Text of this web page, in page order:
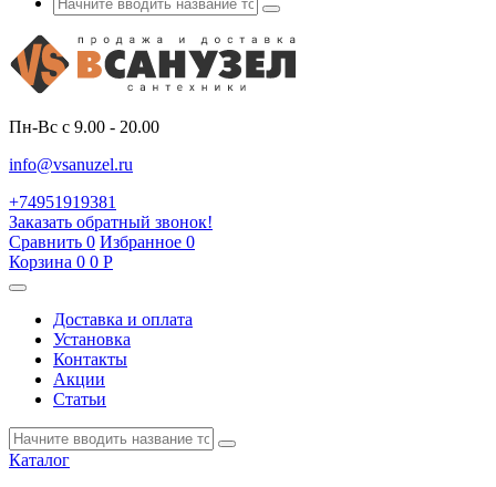
Пн-Вс с 9.00 - 20.00
info@vsanuzel.ru
+74951919381
Заказать обратный звонок!
Сравнить 0 Избранное 0
Корзина 0 0 Р
Доставка и оплата
Установка
Контакты
Акции
Статьи
Каталог